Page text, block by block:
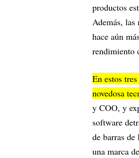
productos
Además, las
hace aún
rendimiento
En estos
novedosa
y COO, y
software
de barras
una marca